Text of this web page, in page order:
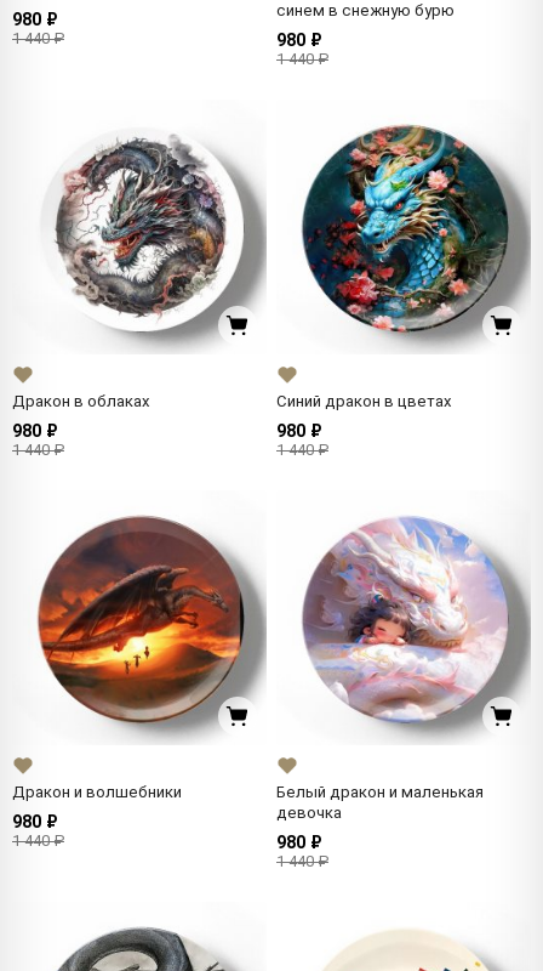
980 ₽
1 440 ₽
синем в снежную бурю
980 ₽
1 440 ₽
Дракон в облаках
980 ₽
1 440 ₽
Синий дракон в цветах
980 ₽
1 440 ₽
Дракон и волшебники
980 ₽
1 440 ₽
Белый дракон и маленькая
девочка
980 ₽
1 440 ₽